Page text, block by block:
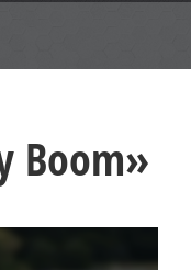
Boom»